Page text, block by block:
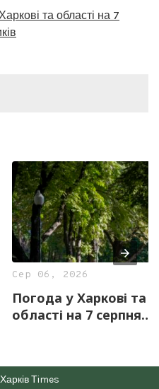
та області на 7
Сер 06, 2026
Погода у Харкові та
області на 7 серпня
Тimes